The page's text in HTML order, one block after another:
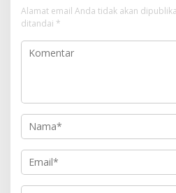
Alamat email Anda tidak akan
ditandai *